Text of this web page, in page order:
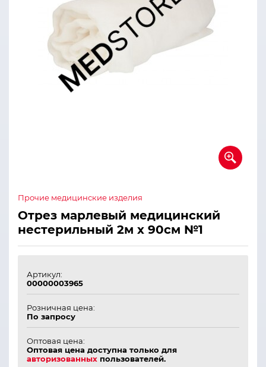
Прочие медицинские изделия
Отрез марлевый медицинский
нестерильный 2м х 90см №1
Артикул:
00000003965
Розничная цена:
По запросу
Оптовая цена:
Оптовая цена доступна только для
авторизованных пользователей.